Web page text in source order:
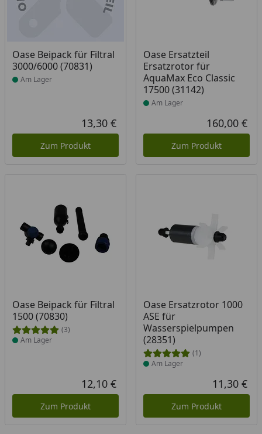
Oase Beipack für Filtral
3000/6000 (70831)
Produkt am Lager
Am Lager
Aktueller Preis
13,30 €
Zum Produkt
Oase Ersatzteil
Ersatzrotor für
AquaMax Eco Classic
17500 (31142)
Produkt am Lager
Am Lager
160,00 €
Zum Produkt
Oase Beipack für Filtral
1500 (70830)
(3)
Produkt am Lager
Am Lager
Aktueller Preis
12,10 €
Zum Produkt
Oase Ersatzrotor 1000
ASE für
Wasserspielpumpen
(28351)
(1)
Produkt am Lager
Am Lager
11,30 €
Zum Produkt